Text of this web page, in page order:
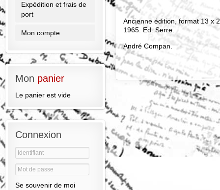
Ancienne édition, format 13 x
1965. Ed. Serre.
André Compan.
Expédition et frais de
port
Mon compte
Mon panier
Le panier est vide
Connexion
Se souvenir de moi